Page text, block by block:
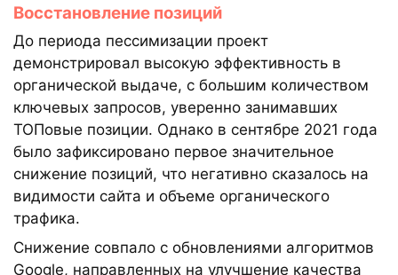
Восстановление позиций
До периода пессимизации проект
демонстрировал высокую эффективность в
органической выдаче, с большим количеством
ключевых запросов, уверенно занимавших
ТОПовые позиции. Однако в сентябре 2021 года
было зафиксировано первое значительное
снижение позиций, что негативно сказалось на
видимости сайта и объеме органического
трафика.
Снижение совпало с обновлениями алгоритмов
Google, направленных на улучшение качества